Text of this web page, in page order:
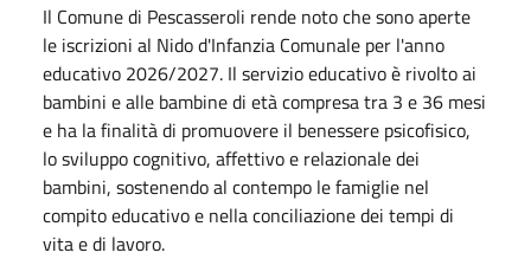
Il Comune di Pescasseroli rende noto che sono aperte
le iscrizioni al Nido d'Infanzia Comunale per l'anno
educativo 2026/2027. Il servizio educativo è rivolto ai
bambini e alle bambine di età compresa tra 3 e 36 mesi
e ha la finalità di promuovere il benessere psicofisico,
lo sviluppo cognitivo, affettivo e relazionale dei
bambini, sostenendo al contempo le famiglie nel
compito educativo e nella conciliazione dei tempi di
vita e di lavoro.